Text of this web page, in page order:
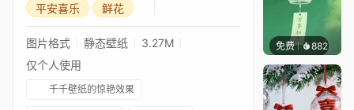
平安喜乐
鲜花
图片格式 静态壁纸
3.27M
仅个人使用
千千壁纸的惊艳效果
免费 882好看